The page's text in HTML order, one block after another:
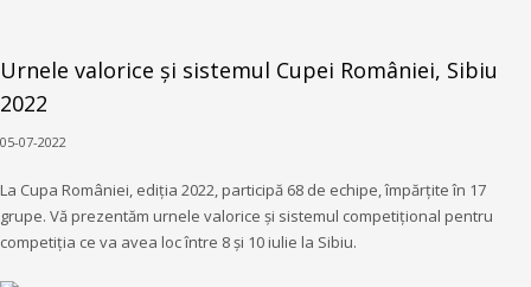
Urnele valorice și sistemul Cupei României, Sibiu
2022
05-07-2022
La Cupa României, ediția 2022, participă 68 de echipe, împărțite în 17
grupe. Vă prezentăm urnele valorice și sistemul competițional pentru
competiția ce va avea loc între 8 și 10 iulie la Sibiu.